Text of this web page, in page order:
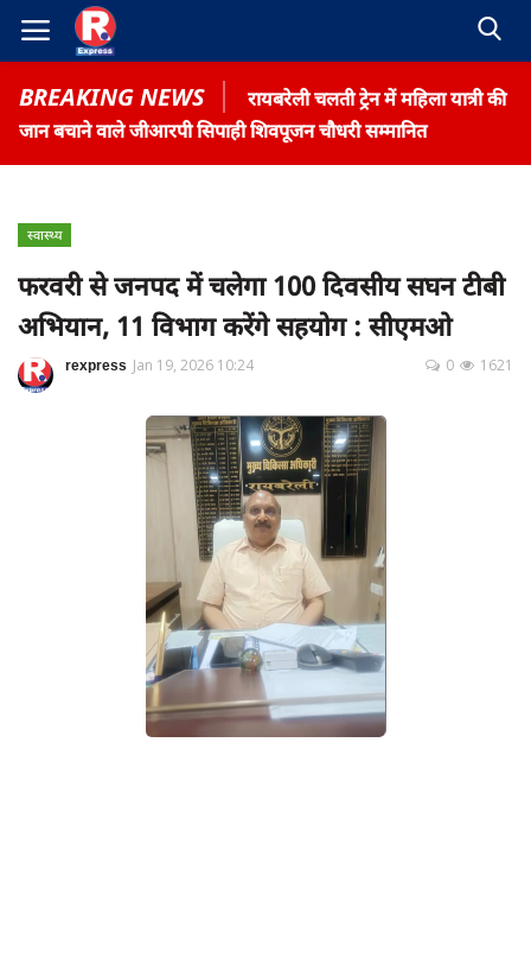
BREAKING NEWS
रायबरेली चलती ट्रेन में महिला यात्री की
जान बचाने वाले जीआरपी सिपाही शिवपूजन चौधरी सम्मानित
Home
Contact
Terms & Conditions
स्वास्थ्य
फरवरी से जनपद में चलेगा 100 दिवसीय सघन टीबी
अभियान, 11 विभाग करेंगे सहयोग : सीएमओ
rexpress Jan 19, 2026 10:24 1621
0